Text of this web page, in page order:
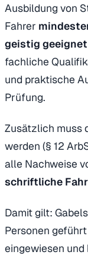
Ausbildung von
Fahrer
geistig geeignet
fachliche
und praktische
Prüfung.
Zusätzlich muss
werden (§ 12
alle Nachweise
schriftliche
Damit gilt:
Personen
eingewiesen